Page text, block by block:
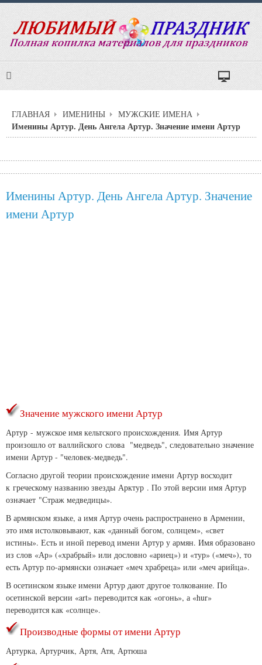
ГЛАВНАЯ ИМЕНИНЫ МУЖСКИЕ ИМЕНА
Именины Артур. День Ангела Артур. Значение имени Артур
Именины Артур. День Ангела Артур. Значение
имени Артур
Значение мужского имени Артур
Артур - мужское имя кельтского происхождения. Имя Артур
произошло от валлийского слова "медведь", следовательно значение
имени Артур - "человек-медведь".
Согласно другой теории происхождение имени Артур восходит
к греческому названию звезды Арктур . По этой версии имя Артур
означает "Страж медведицы».
В армянском языке, а имя Артур очень распространено в Армении,
это имя истолковывают, как «данный богом, солнцем», «свет
истины». Есть и иной перевод имени Артур у армян. Имя образовано
из слов «Ар» («храбрый» или дословно «ариец») и «тур» («меч»), то
есть Артур по-армянски означает «меч храбреца» или «меч арийца».
В осетинском языке имени Артур дают другое толкование. По
осетинской версии «art» переводится как «огонь», а «hur»
переводится как «солнце».
Производные формы от имени Артур
Артурка, Артурчик, Артя, Атя, Артюша